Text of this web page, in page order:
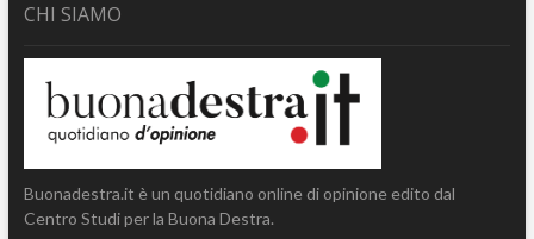
CHI SIAMO
Buonadestra.it è un quotidiano online di opinione edito dal
Centro Studi per la Buona Destra.